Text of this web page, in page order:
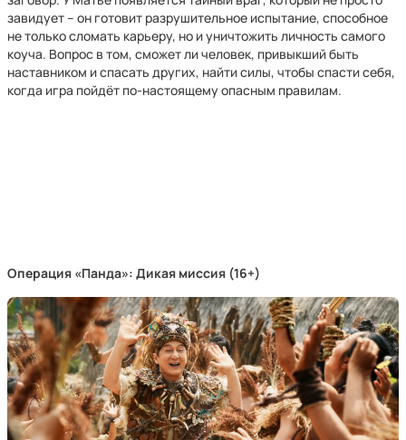
завидует – он готовит разрушительное испытание, способное
не только сломать карьеру, но и уничтожить личность самого
коуча. Вопрос в том, сможет ли человек, привыкший быть
наставником и спасать других, найти силы, чтобы спасти себя,
когда игра пойдёт по-настоящему опасным правилам.
Операция «Панда»: Дикая миссия (16+)